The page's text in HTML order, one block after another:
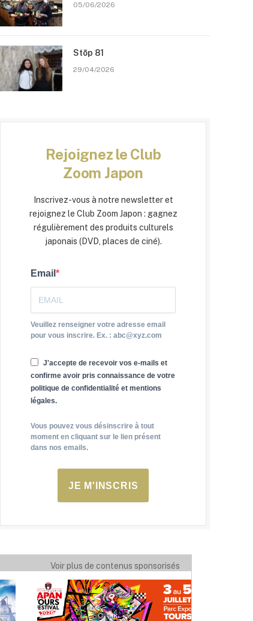
05/06/2026
Stōp 81
29/04/2026
Rejoignez le Club
Zoom Japon
Inscrivez-vous à notre newsletter et
rejoignez le Club Zoom Japon : gagnez
régulièrement des produits culturels
japonais (DVD, places de ciné).
Email
Veuillez renseigner votre adresse email
pour vous inscrire. Ex. : abc@xyz.com
J'accepte de recevoir vos e-mails et
confirme avoir pris connaissance de votre
politique de confidentialité et mentions
légales.
Vous pouvez vous désinscrire à tout
moment en cliquant sur le lien présent
dans nos emails.
JE M'INSCRIS
Voir plus de contenus sponsorisés